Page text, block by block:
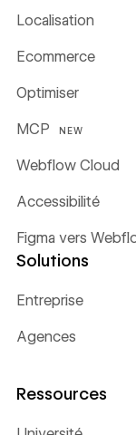
Localisation
Ecommerce
Optimiser
MCP NEW
Webflow Cloud
Figma vers
Accessibilité
Solutions
Entreprise
Agences
Ressources